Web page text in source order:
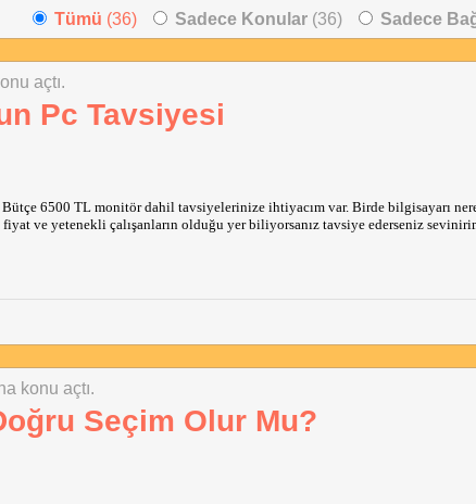
Tümü (36) Sadece Konular (36) Sadece
açtı.
Pc Tavsiyesi
6500 TL monitör dahil tavsiyelerinize ihtiyacım var. Birde bilgisayarı
ve yetenekli çalışanların olduğu yer biliyorsanız tavsiye ederseniz
konu açtı.
Seçim Olur Mu?